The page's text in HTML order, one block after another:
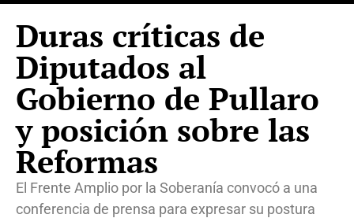
Duras críticas de
Diputados al
Gobierno de Pullaro
y posición sobre las
Reformas
El Frente Amplio por la Soberanía convocó a una
conferencia de prensa para expresar su postura